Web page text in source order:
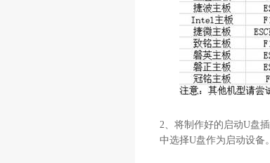
2、将制作好的启动U盘
中选择U盘作为启动设备。